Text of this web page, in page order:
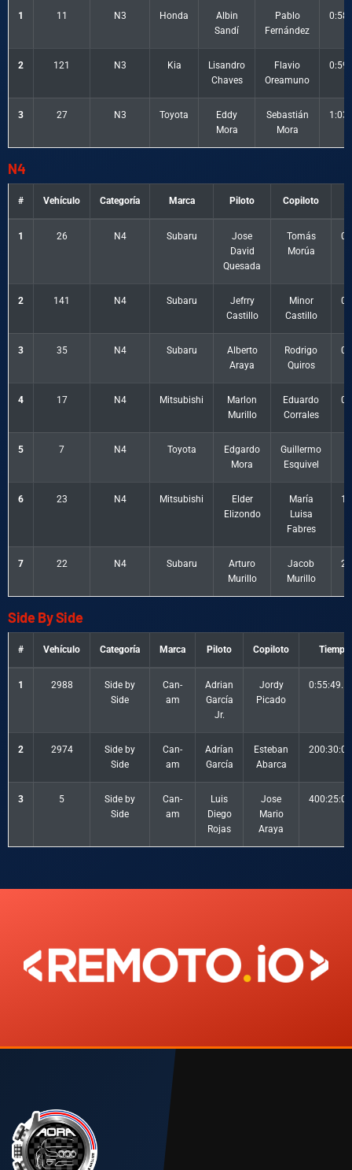
1 11 N3 Honda
Albin
Sandí
Pablo
Fernández
2 121 N3 Kia
Lisandro
Chaves
Flavio
Oreamuno
3 27 N3 Toyota
Eddy
Mora
Sebastián
Mora
N4
# Vehículo Categoría Marca Piloto Copiloto
1 26 N4 Subaru
Jose
David
Quesada
Tomás
Morúa
2 141 N4 Subaru
Jefrry
Castillo
Minor
Castillo
3 35 N4 Subaru
Alberto
Araya
Rodrigo
Quiros
4 17 N4 Mitsubishi
Marlon
Murillo
Eduardo
Corrales
5 7 N4 Toyota
Edgardo
Mora
Guillermo
Esquivel
6 23 N4 Mitsubishi
Elder
Elizondo
María
Luisa
Fabres
7 22 N4 Subaru
Arturo
Murillo
Jacob
Murillo
Side By Side
# Vehículo Categoría Marca Piloto Copiloto Tiempo
1 2988
Side by
Side
Can-
am
Adrian
García
Jr.
Jordy
Picado
2 2974
Side by
Side
Can-
am
Adrían
García
Esteban
Abarca
3 5
Side by
Side
Can-
am
Luis
Diego
Rojas
Jose
Mario
Araya